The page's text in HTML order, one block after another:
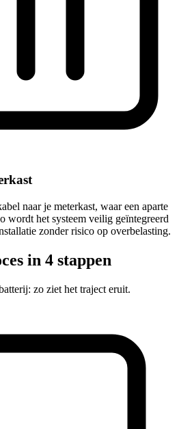
naar je meterkast, waar een aparte
wordt het systeem veilig geïntegreerd
zonder risico op overbelasting.
in 4 stappen
zo ziet het traject eruit.